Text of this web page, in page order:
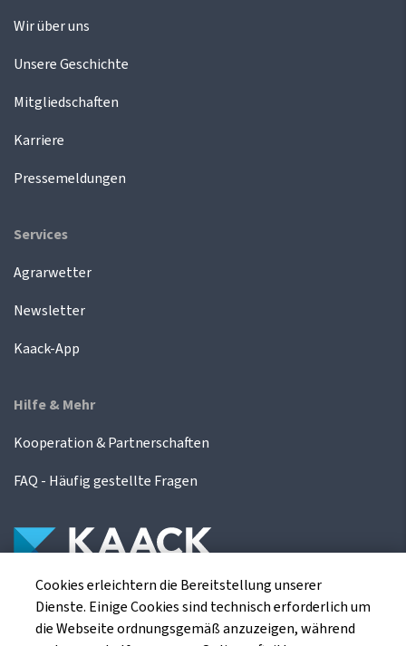
Wir über uns
Unsere Geschichte
Mitgliedschaften
Karriere
Pressemeldungen
Services
Agrarwetter
Newsletter
Kaack-App
Hilfe & Mehr
Kooperation & Partnerschaften
FAQ - Häufig gestellte Fragen
Die Kaack Terminhandel GmbH ist ein
Finanzdienstleistungsinstitut für die europäischen
Agrarterminbörsen.
Cookies erleichtern die Bereitstellung unserer
Dienste. Einige Cookies sind technisch erforderlich um
die Webseite ordnungsgemäß anzuzeigen, während